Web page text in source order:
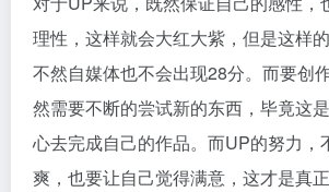
理性，这样就会大红大紫，但是这样
不然自媒体也不会出现28分。而要创
然需要不断的尝试新的东西，毕竟这
心去完成自己的作品。而UP的努力，
爽，也要让自己觉得满意，这才是